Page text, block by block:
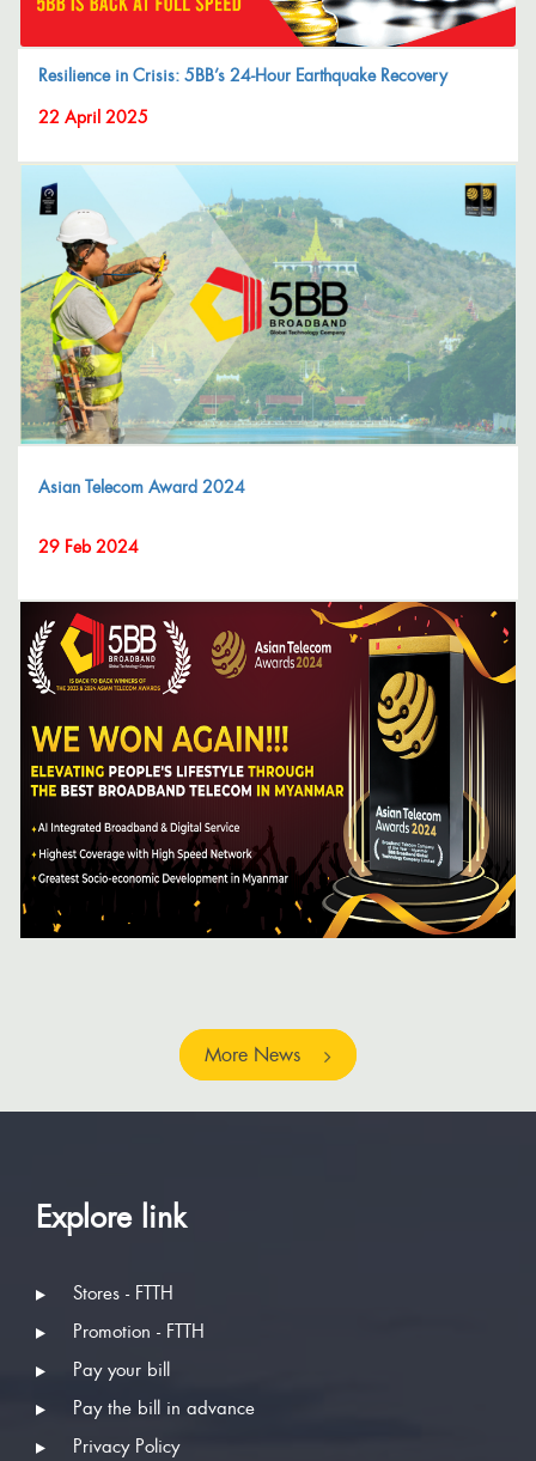
Resilience in Crisis: 5BB’s 24-Hour Earthquake Recovery
22 April 2025
Asian Telecom Award 2024
29 Feb 2024
More News
Explore link
Stores - FTTH
Promotion - FTTH
Pay your bill
Pay the bill in advance
Privacy Policy